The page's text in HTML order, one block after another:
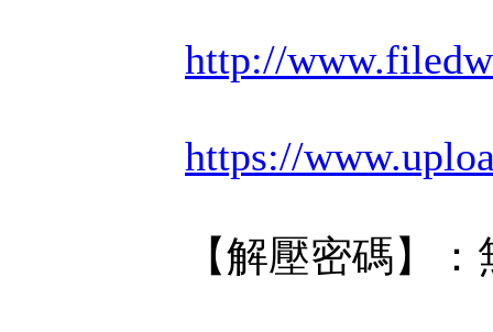
http://
https://
【解壓密碼】：